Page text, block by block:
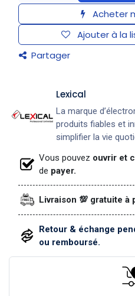
Acheter
Ajouter à la
Partager
Lexical
La marque
produits fiables et
simplifier la vie
Vous pouvez ouvrir et
de payer.
Livraison 💯 gratuite à
Retour & échange
ou remboursé.